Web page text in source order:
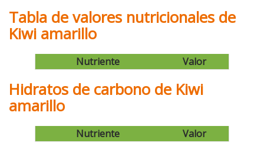
Tabla de valores nutricionales de
Kiwi amarillo
Nutriente Valor
Hidratos de carbono de Kiwi
amarillo
Nutriente Valor